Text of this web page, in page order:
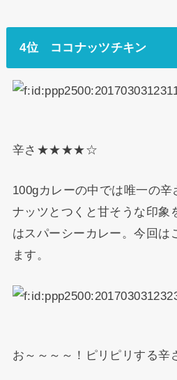
4位 ココナッツチキン
辛さ★★★★☆
100gカレーの中では唯一の辛
ナッツとつくと甘そうな印象
はスパーシーカレー。今回は
ます。
お～～～～！ピリピリする辛